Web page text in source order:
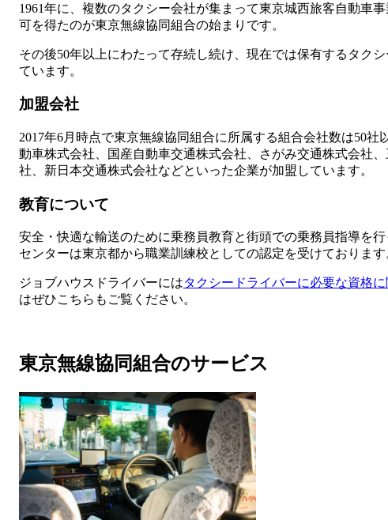
1961年に、複数のタクシー会社が集まって東京城西旅客自動車
可を得たのが東京無線協同組合の始まりです。
その後50年以上にわたって存続し続け、現在では保有するタク
ています。
加盟会社
2017年6月時点で東京無線協同組合に所属する組合会社数は50
動車株式会社、国産自動車交通株式会社、さがみ交通株式会社
社、新日本交通株式会社などといった企業が加盟しています。
教育について
安全・快適な輸送のために乗務員教育と街頭での乗務員指導を
センターは東京都から職業訓練校としての認定を受けております
ジョブハウスドライバーにはタクシードライバーに必要な資格
はぜひこちらもご覧ください。
東京無線協同組合のサービス